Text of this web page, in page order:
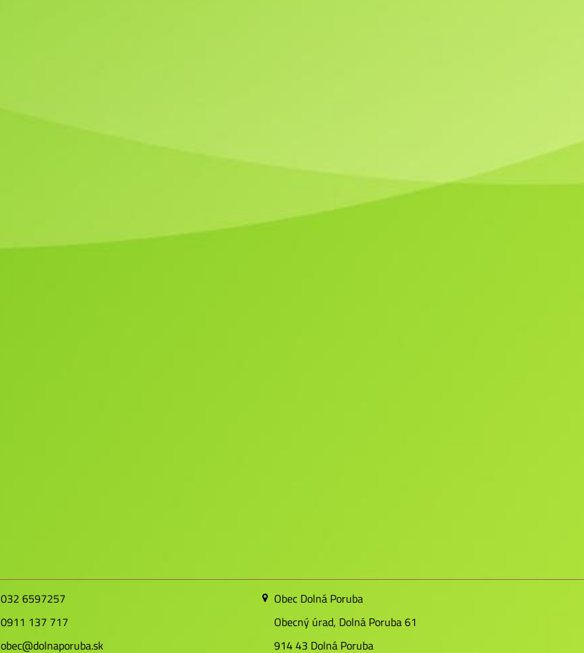
032 6597257
0911 137 717
obec@dolnaporuba.sk
Obec Dolná Poruba
Obecný úrad, Dolná Poruba 61
914 43 Dolná Poruba